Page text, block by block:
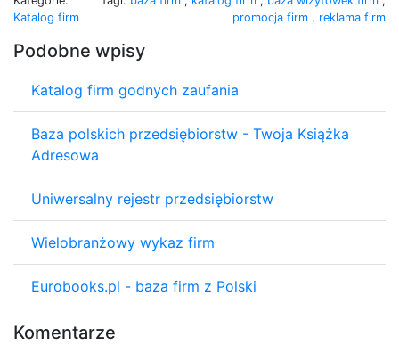
Katalog firm
promocja firm , reklama firm
Podobne wpisy
Katalog firm godnych zaufania
Baza polskich przedsiębiorstw - Twoja Książka
Adresowa
Uniwersalny rejestr przedsiębiorstw
Wielobranżowy wykaz firm
Eurobooks.pl - baza firm z Polski
Komentarze